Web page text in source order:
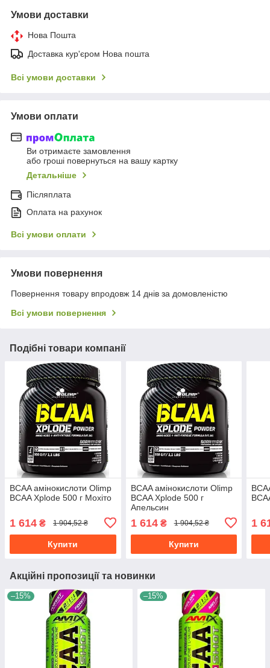
Умови доставки
Нова Пошта
Доставка кур'єром Нова пошта
Всі умови доставки
Умови оплати
Ви отримаєте замовлення
або гроші повернуться на вашу картку
Детальніше
Післяплата
Оплата на рахунок
Всі умови оплати
Умови повернення
Повернення товару впродовж 14 днів за домовленістю
Всі умови повернення
Подібні товари компанії
BCAA амінокислоти Olimp
BCAA Xplode 500 г Мохіто
1 614 ₴ 1 904,52 ₴
Купити
BCAA амінокислоти Olimp
BCAA Xplode 500 г
Апельсин
1 614₴ 1 904,52 ₴
Купити
1
Акційні пропозиції та новинки
–15% –15%